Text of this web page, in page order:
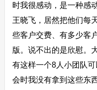
时我很感动，是一种感
王晓飞，居然把他们每
些客户交费、有多少客
版。说不出的是欣慰。
有这样一个8人小团队
会时我没有拿到这些东